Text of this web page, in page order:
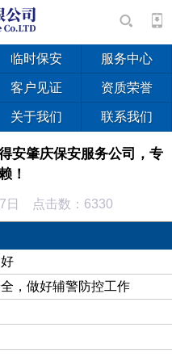
临时保安 服务中心
客户见证 资质荣誉
关于我们 联系我们
安肇庆保安服务公司，专
！
日 点击数：6330
科学经营，规范管理，创新
设一流的经营机制，争创一
益。
，做好辅警防控工作